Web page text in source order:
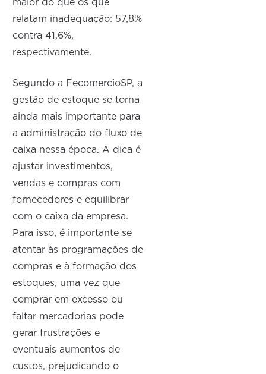
maior do que os que
relatam inadequação: 57,8%
contra 41,6%,
respectivamente.
Segundo a FecomercioSP, a
gestão de estoque se torna
ainda mais importante para
a administração do fluxo de
caixa nessa época. A dica é
ajustar investimentos,
vendas e compras com
fornecedores e equilibrar
com o caixa da empresa.
Para isso, é importante se
atentar às programações de
compras e à formação dos
estoques, uma vez que
comprar em excesso ou
faltar mercadorias pode
gerar frustrações e
eventuais aumentos de
custos, prejudicando o